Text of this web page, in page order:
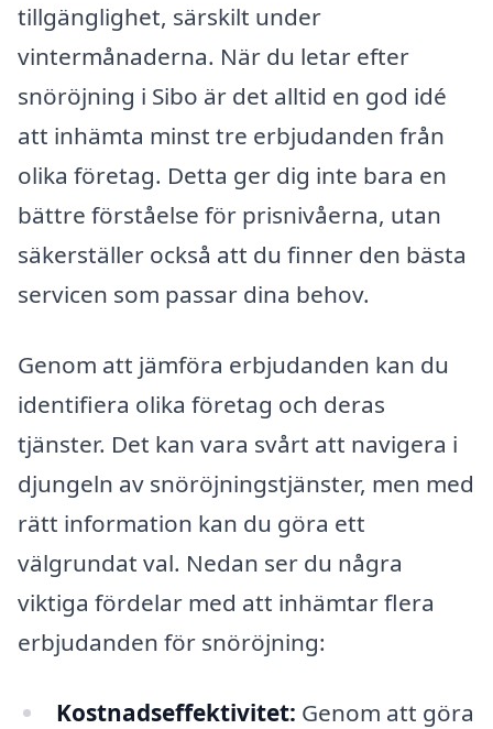
tillgänglighet, särskilt under
vintermånaderna. När du letar efter
snöröjning i Sibo är det alltid en god idé
att inhämta minst tre erbjudanden från
olika företag. Detta ger dig inte bara en
bättre förståelse för prisnivåerna, utan
säkerställer också att du finner den bästa
servicen som passar dina behov.
Genom att jämföra erbjudanden kan du
identifiera olika företag och deras
tjänster. Det kan vara svårt att navigera i
djungeln av snöröjningstjänster, men med
rätt information kan du göra ett
välgrundat val. Nedan ser du några
viktiga fördelar med att inhämtar flera
erbjudanden för snöröjning:
Kostnadseffektivitet: Genom att göra